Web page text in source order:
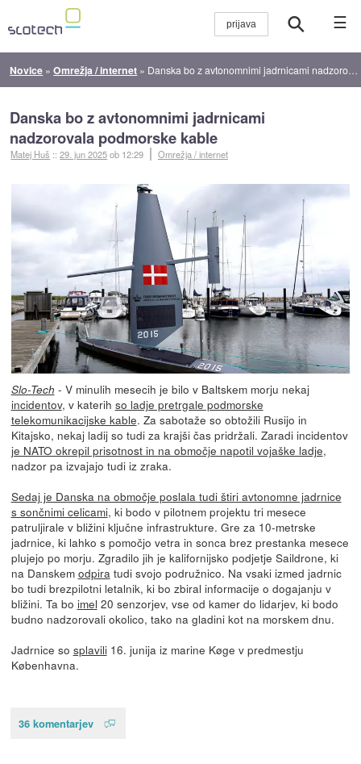
☰
Novice »Omrežja / internet » Danska bo z avtonomnimi jadrnicami nadzorovala podmorske kable
Danska bo z avtonomnimi jadrnicami
nadzorovala podmorske kable
Matej Huš ::29. jun 2025ob 12:29 Omrežja / internet
Slo-Tech - V minulih mesecih je bilo v Baltskem morju nekaj
incidentov, v katerih so ladje pretrgale podmorske
telekomunikacijske kable. Za sabotaže so obtožili Rusijo in
Kitajsko, nekaj ladij so tudi za krajši čas pridržali. Zaradi incidentov
je NATO okrepil prisotnost in na območje napotil vojaške ladje,
nadzor pa izvajajo tudi iz zraka.
Sedaj je Danska na območje poslala tudi štiri avtonomne jadrnice
s sončnimi celicami, ki bodo v pilotnem projektu tri mesece
patruljirale v bližini ključne infrastrukture. Gre za 10-metrske
jadrnice, ki lahko s pomočjo vetra in sonca brez prestanka mesece
plujejo po morju. Zgradilo jih je kalifornijsko podjetje Saildrone, ki
na Danskem odpiratudi svojo podružnico. Na vsaki izmed jadrnic
bo tudi brezpilotni letalnik, ki bo zbiral informacije o dogajanju v
bližini. Ta bo imel 20 senzorjev, vse od kamer do lidarjev, ki bodo
budno nadzorovali okolico, tako na gladini kot na morskem dnu.
Jadrnice so splavili16. junija iz marine Køge v predmestju
Københavna.
36 komentarjev